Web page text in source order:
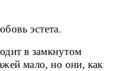
эстета.
в замкнутом
мало, но они, как